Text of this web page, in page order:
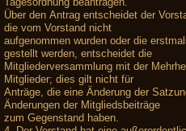
Über den Antrag entscheidet der
die vom Vorstand nicht
aufgenommen wurden oder die
gestellt werden, entscheidet die
Mitgliederversammlung mit der
Mitglieder; dies gilt nicht für
Anträge, die eine Änderung der
Änderungen der Mitgliedsbeiträge
zum Gegenstand haben.